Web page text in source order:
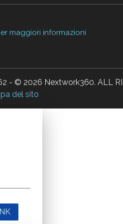
maggiori informazioni
© 2026 Nextwork360. ALL
del sito